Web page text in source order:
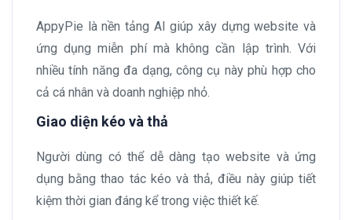
AppyPie là nền tảng AI giúp xây dựng website và
ứng dụng miễn phí mà không cần lập trình. Với
nhiều tính năng đa dạng, công cụ này phù hợp cho
cả cá nhân và doanh nghiệp nhỏ.
Giao diện kéo và thả
Người dùng có thể dễ dàng tạo website và ứng
dụng bằng thao tác kéo và thả, điều này giúp tiết
kiệm thời gian đáng kể trong việc thiết kế.